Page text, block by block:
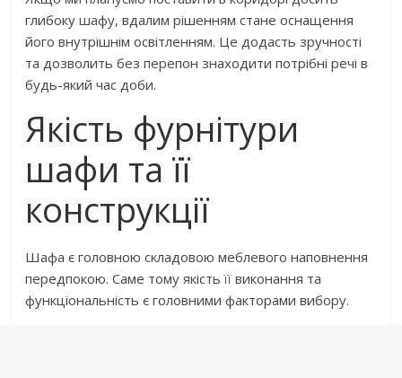
глибоку шафу, вдалим рішенням стане оснащення
його внутрішнім освітленням. Це додасть зручності
та дозволить без перепон знаходити потрібні речі в
будь-який час доби.
Якість фурнітури
шафи та її
конструкції
Шафа є головною складовою меблевого наповнення
передпокою. Саме тому якість її виконання та
функціональність є головними факторами вибору.